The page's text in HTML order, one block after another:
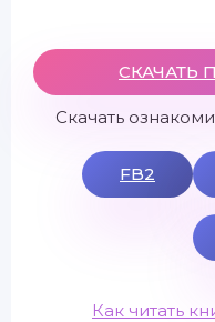
СКАЧАТЬ
Скачать
FB2
Как читать